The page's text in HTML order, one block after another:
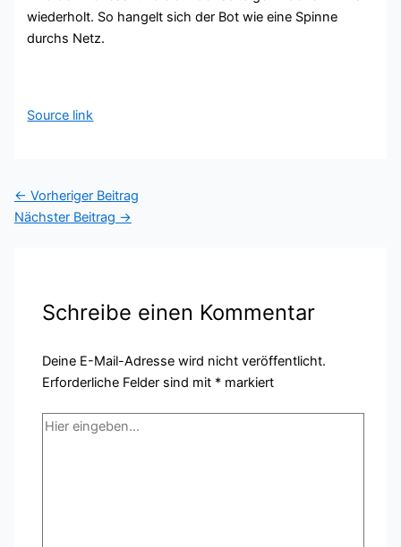
wiederholt. So hangelt sich der Bot wie eine Spinne
durchs Netz.
Source link
← Vorheriger Beitrag
Nächster Beitrag →
Schreibe einen Kommentar
Deine E-Mail-Adresse wird nicht veröffentlicht.
Erforderliche Felder sind mit * markiert
Hier